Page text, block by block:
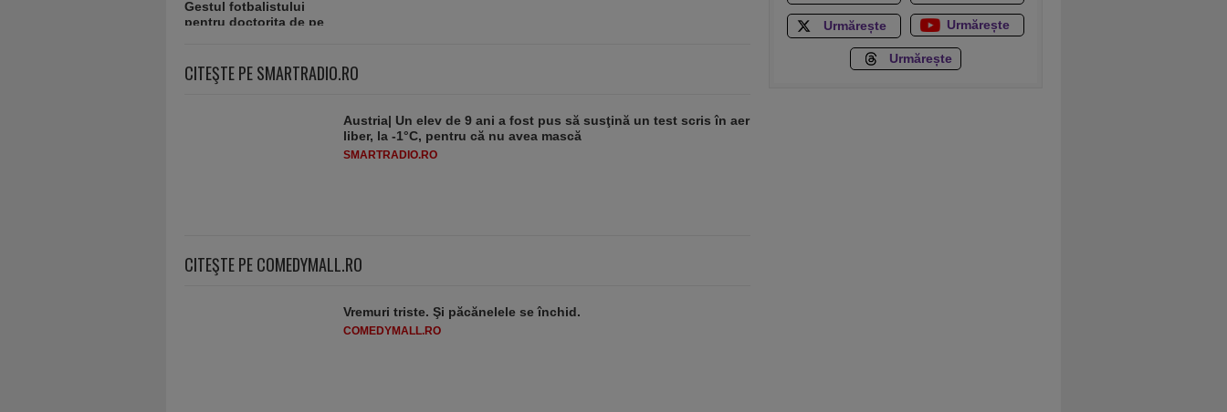
CITEŞTE PE SMARTRADIO.RO
Austria| Un elev de 9 ani a fost pus să susţină un test scris în aer
liber, la -1°C, pentru că nu avea mască
SMARTRADIO.RO
CITEŞTE PE COMEDYMALL.RO
Vremuri triste. Şi păcănelele se închid.
COMEDYMALL.RO
Urmărește Urmărește
Urmărește